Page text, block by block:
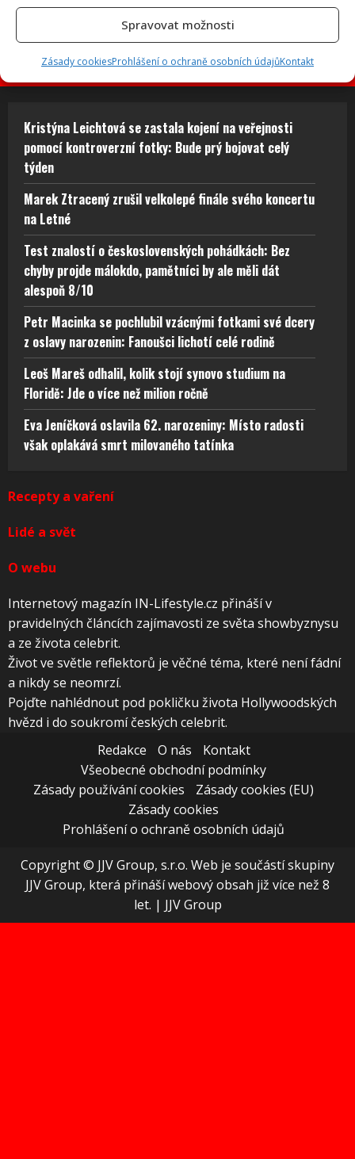
Spravovat možnosti
Zásady cookiesProhlášení o ochraně osobních údajůKontakt
Kristýna Leichtová se zastala kojení na veřejnosti
pomocí kontroverzní fotky: Bude prý bojovat celý
týden
Marek Ztracený zrušil velkolepé finále svého koncertu
na Letné
Test znalostí o československých pohádkách: Bez
chyby projde málokdo, pamětníci by ale měli dát
alespoň 8/10
Petr Macinka se pochlubil vzácnými fotkami své dcery
z oslavy narozenin: Fanoušci lichotí celé rodině
Leoš Mareš odhalil, kolik stojí synovo studium na
Floridě: Jde o více než milion ročně
Eva Jeníčková oslavila 62. narozeniny: Místo radosti
však oplakává smrt milovaného tatínka
Recepty a vaření
Lidé a svět
O webu
Internetový magazín IN-Lifestyle.cz přináší v
pravidelných článcích zajímavosti ze světa showbyznysu
a ze života celebrit.
Život ve světle reflektorů je věčné téma, které není fádní
a nikdy se neomrzí.
Pojďte nahlédnout pod pokličku života Hollywoodských
hvězd i do soukromí českých celebrit.
Redakce
O nás
Kontakt
Všeobecné obchodní podmínky
Zásady používání cookies
Zásady cookies (EU)
Zásady cookies
Prohlášení o ochraně osobních údajů
Copyright © JJV Group, s.r.o. Web je součástí skupiny
JJV Group, která přináší webový obsah již více než 8
let. | JJV Group